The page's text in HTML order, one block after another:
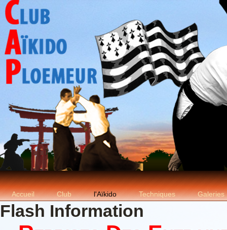
Accueil Club l'Aïkido Techniques Galeries
Flash Information